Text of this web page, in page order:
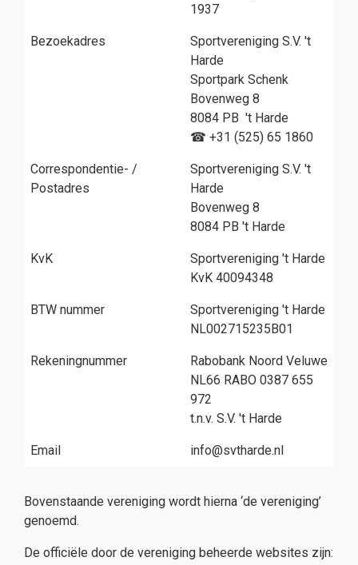
1937
Bezoekadres
Sportvereniging S.V. 't
Harde
Sportpark Schenk
Bovenweg 8
8084 PB 't Harde
☎ +31 (525) 65 1860
Correspondentie- /
Postadres
Sportvereniging S.V. 't
Harde
Bovenweg 8
8084 PB 't Harde
KvK
Sportvereniging 't Harde
KvK 40094348
BTW nummer
Sportvereniging 't Harde
NL002715235B01
Rekeningnummer
Rabobank Noord Veluwe
NL66 RABO 0387 655
972
t.n.v. S.V. 't Harde
Email info@svtharde.nl
Bovenstaande vereniging wordt hierna ‘de vereniging’
genoemd.
De officiële door de vereniging beheerde websites zijn: